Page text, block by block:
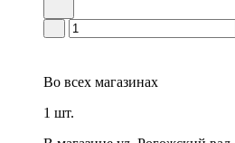
Во всех магазинах
1 шт.